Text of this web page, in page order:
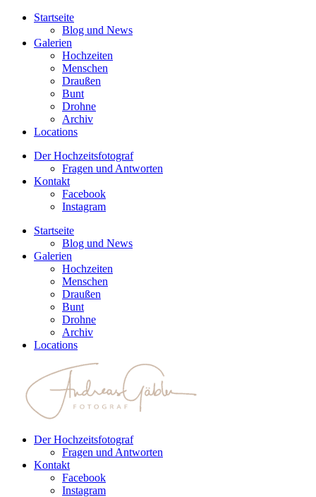
Startseite
Blog und News
Galerien
Hochzeiten
Menschen
Draußen
Bunt
Drohne
Archiv
Locations
Der Hochzeitsfotograf
Fragen und Antworten
Kontakt
Facebook
Instagram
Startseite
Blog und News
Galerien
Hochzeiten
Menschen
Draußen
Bunt
Drohne
Archiv
Locations
Der Hochzeitsfotograf
Fragen und Antworten
Kontakt
Facebook
Instagram